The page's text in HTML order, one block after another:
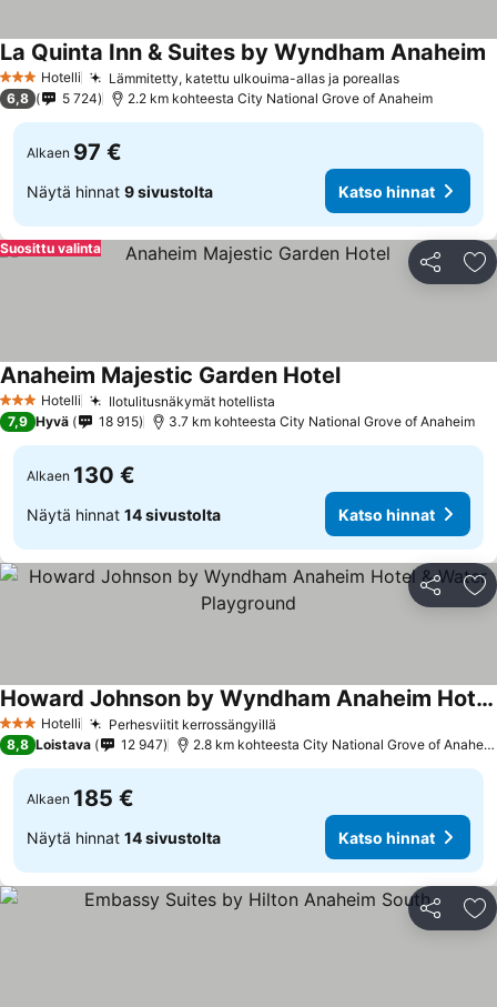
3 Tähtiluokitus
Hotelli Lämmitetty, katettu ulkouima-allas ja poreallasKatso
La Quinta Inn & Suites by Wyndham Anaheim
6,8 5 724 2.2 km kohteesta City National Grove of Anaheim
Alkaen 97 €
Näytä hinnat 9 sivustolta Katso hinnat
Jaa
Suosittu valinta
3 Tähtiluokitus
Hotelli Ilotulitusnäkymät hotellista
Anaheim Majestic Garden HotelKatso hinnat
7,9 Hyvä 18 915 3.7 km kohteesta City National Grove of Anaheim
Alkaen 130 €
Näytä hinnat 14 sivustolta Katso hinnat
Jaa
3 Tähtiluokitus
Hotelli Perhesviitit kerrossängyillä
Howard Johnson by Wyndham Anaheim Hotel & Water Playground
Katso hinnat
8,8 Loistava 12 947 2.8 km kohteesta City National Grove of Anaheim
Alkaen 185 €
Näytä hinnat 14 sivustolta Katso hinnat
Jaa